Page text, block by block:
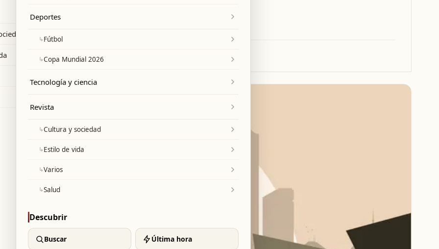
no se aprueba su derecho a la
Deportes
↳Fútbol
↳Copa Mundial 2026
Tecnología y ciencia
Revista
↳Cultura y sociedad
↳Estilo de vida
↳Varios
↳Salud
Descubrir
Buscar Última hora